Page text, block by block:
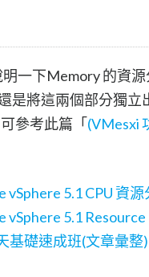
一下Memory 的資
是將這兩個部分獨立
參考此篇「(VMesxi
vSphere 5.1 CPU 資源
5.1
基礎速成班(文章彙整)